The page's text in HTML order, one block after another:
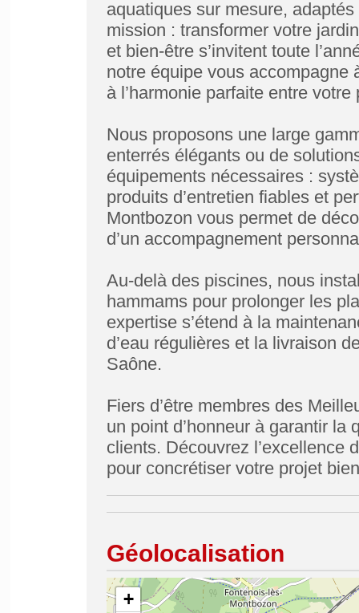
aquatiques sur mesure,
mission : transformer votre
et bien-être s’invitent toute
notre équipe vous accompagne
à l’harmonie parfaite entre
Nous proposons une large
enterrés élégants ou de
équipements nécessaires :
produits d’entretien fiables et
Montbozon vous permet de
d’un accompagnement
Au-delà des piscines, nous
hammams pour prolonger les
expertise s’étend à la
d’eau régulières et la livraison
Saône.
Fiers d’être membres des
un point d’honneur à garantir
clients. Découvrez l’excellence
pour concrétiser votre projet
Géolocalisation
+